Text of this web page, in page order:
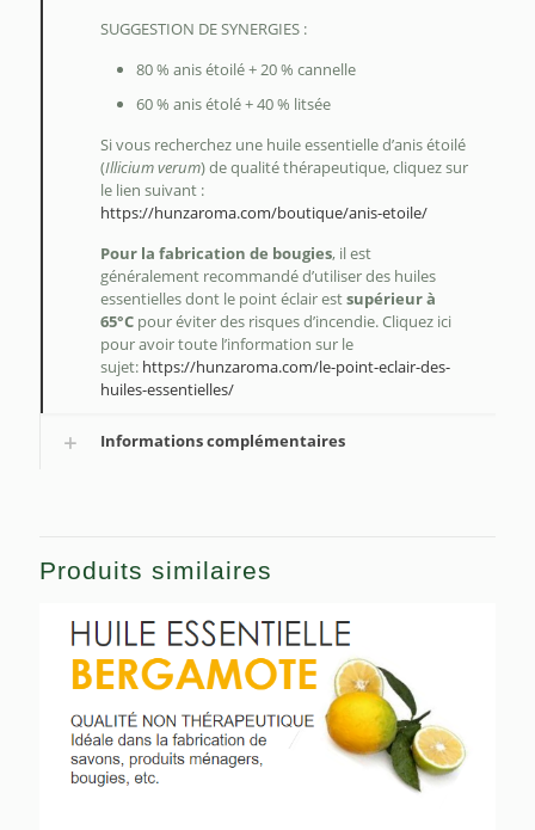
SUGGESTION DE SYNERGIES :
80 % anis étoilé + 20 % cannelle
60 % anis étolé + 40 % litsée
Si vous recherchez une huile essentielle d’anis étoilé
(Illicium verum) de qualité thérapeutique, cliquez sur
le lien suivant :
https://hunzaroma.com/boutique/anis-etoile/
Pour la fabrication de bougies, il est
généralement recommandé d’utiliser des huiles
essentielles dont le point éclair estsupérieur à
65°C pour éviter des risques d’incendie. Cliquez ici
pour avoir toute l’information sur le
sujet: https://hunzaroma.com/le-point-eclair-des-
huiles-essentielles/
Informations complémentaires
Produits similaires